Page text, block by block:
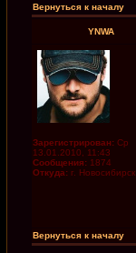
Вернуться к началу
YNWA
Зарегистрирован: Ср
13.01.2010, 11:43
Сообщения: 1874
Откуда: г. Новосибирск
Вернуться к началу